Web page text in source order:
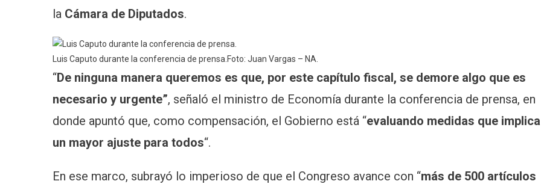
la Cámara de Diputados.
Luis Caputo durante la conferencia de prensa.Foto: Juan Vargas – NA.
“De ninguna manera queremos es que, por este capítulo fiscal, se demore algo que es
necesario y urgente”, señaló el ministro de Economía durante la conferencia de prensa, en
donde apuntó que, como compensación, el Gobierno está “evaluando medidas que
un mayor ajuste para todos“.
En ese marco, subrayó lo imperioso de que el Congreso avance con “más de 500 artículos